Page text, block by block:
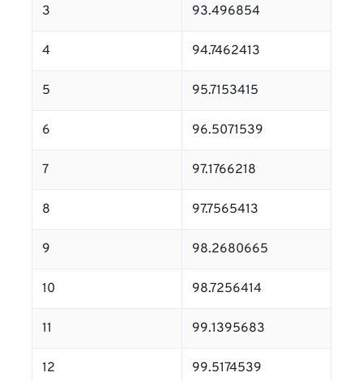
3 93.496854
4 94.7462413
5 95.7153415
6 96.5071539
7 97.1766218
8 97.7565413
9 98.2680665
10 98.7256414
11 99.1395683
12 99.5174539